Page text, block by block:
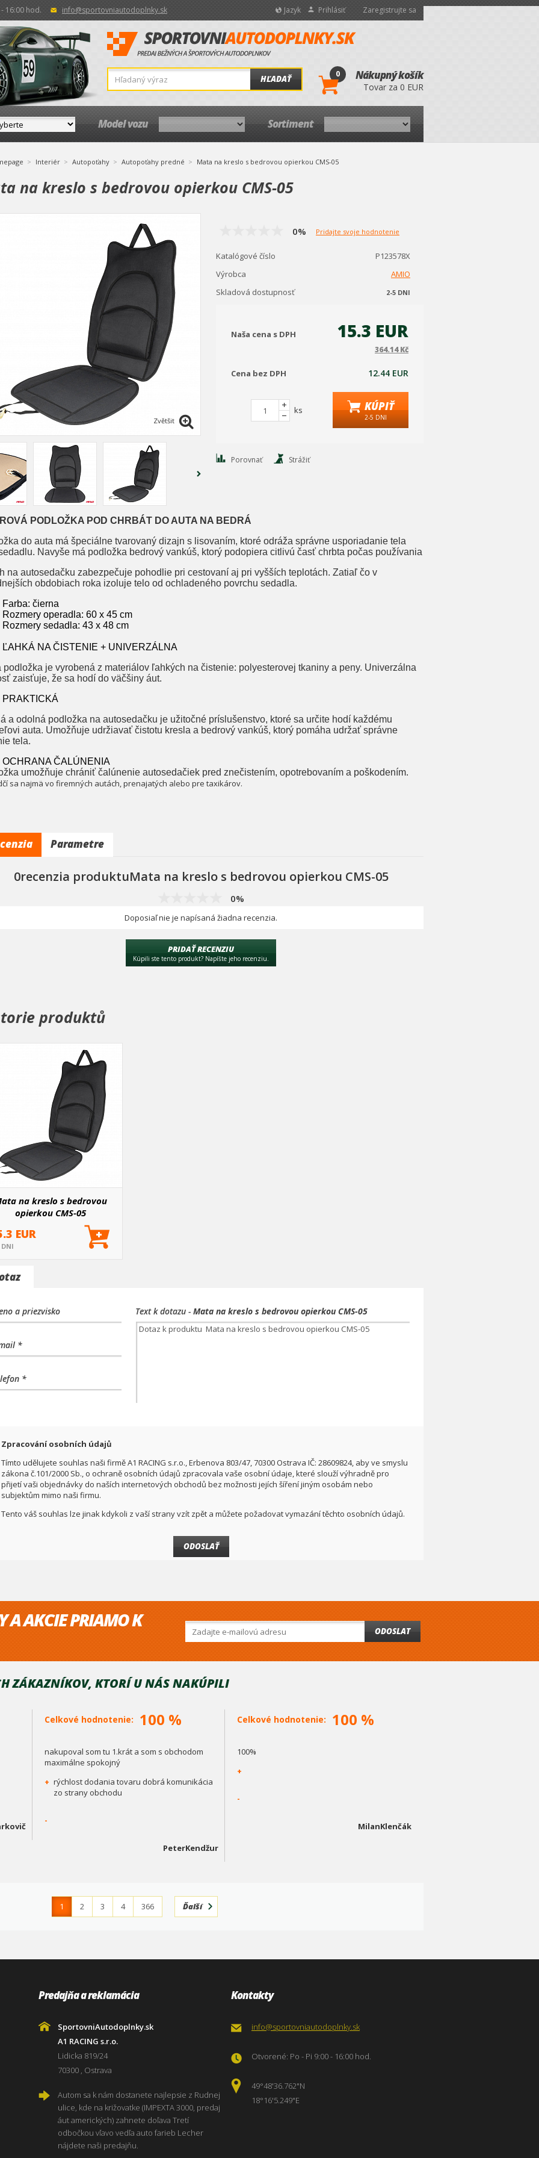
16:00 hod. info@sportovniautodoplnky.sk Jazyk Prihlásiť Zaregistrujte sa
HĽADAŤ 0 Nákupný košík
Tovar za 0 EUR
Model vozu Sortiment
Interiér Autopoťahy Autopoťahy predné Mata na kreslo s bedrovou opierkou CMS-05
na kreslo s bedrovou opierkou CMS-05
Zvětšit
0% Pridajte svoje hodnotenie
Katalógové číslo
P123578X
Výrobca
AMIO
Skladová dostupnosť
2-5 DNI
Naša cena s DPH 15.3 EUR
364.14 Kč
Cena bez DPH 12.44 EUR
ks KÚPIŤ
2-5 DNI
Porovnať Strážiť
PODLOŽKA POD CHRBÁT DO AUTA NA BEDRÁ
do auta má špeciálne tvarovaný dizajn s lisovaním, ktoré odráža správne usporiadanie tela
Navyše má podložka bedrový vankúš, ktorý podopiera citlivú časť chrbta počas používania
na autosedačku zabezpečuje pohodlie pri cestovaní aj pri vyšších teplotách. Zatiaľ čo v
obdobiach roka izoluje telo od ochladeného povrchu sedadla.
Farba: čierna
Rozmery operadla: 60 x 45 cm
Rozmery sedadla: 43 x 48 cm
ĽAHKÁ NA ČISTENIE + UNIVERZÁLNA
podložka je vyrobená z materiálov ľahkých na čistenie: polyesterovej tkaniny a peny. Univerzálna
zaisťuje, že sa hodí do väčšiny áut.
PRAKTICKÁ
a odolná podložka na autosedačku je užitočné príslušenstvo, ktoré sa určite hodí každému
auta. Umožňuje udržiavať čistotu kresla a bedrový vankúš, ktorý pomáha udržať správne
tela.
OCHRANA ČALÚNENIA
umožňuje chrániť čalúnenie autosedačiek pred znečistením, opotrebovaním a poškodením.
sa najmä vo firemných autách, prenajatých alebo pre taxikárov.
Parametre
0recenzia produktuMata na kreslo s bedrovou opierkou CMS-05
0%
Doposiaľ nie je napísaná žiadna recenzia.
PRIDAŤ RECENZIU
Kúpili ste tento produkt? Napíšte jeho recenziu.
produktů
na kreslo s bedrovou
opierkou CMS-05
EUR
DNI
a priezvisko
*
*
Text k dotazu - Mata na kreslo s bedrovou opierkou CMS-05
Zpracování osobních údajů
Tímto udělujete souhlas naši firmě A1 RACING s.r.o., Erbenova 803/47, 70300 Ostrava IČ: 28609824, aby ve smyslu
zákona č.101/2000 Sb., o ochraně osobních údajů zpracovala vaše osobní údaje, které slouží výhradně pro
přijetí vaši objednávky do naších internetových obchodů bez možnosti jejích šíření jiným osobám nebo
subjektům mimo naši firmu.
Tento váš souhlas lze jinak kdykoli z vaší strany vzít zpět a můžete požadovat vymazání těchto osobních údajů.
A AKCIE PRIAMO K ODOSLAT
ZÁKAZNÍKOV, KTORÍ U NÁS NAKÚPILI
Celkové hodnotenie: 100 %
nakupoval som tu 1.krát a som s obchodom
maximálne spokojný
+ rýchlost dodania tovaru dobrá komunikácia
zo strany obchodu
-
PeterKendžur
Celkové hodnotenie: 100 %
100%
+
-
MilanKlenčák
1 2 3 4 366 Ďalší
Predajňa a reklamácia
SportovniAutodoplnky.sk
A1 RACING s.r.o.
Lidicka 819/24
70300 , Ostrava
Autom sa k nám dostanete najlepsie z Rudnej
ulice, kde na križovatke (IMPEXTA 3000, predaj
áut amerických) zahnete doľava Tretí
odbočkou vľavo vedľa auto farieb Lecher
nájdete naši predajňu.
Kontakty
info@sportovniautodoplnky.sk
Otvorené: Po - Pi 9:00 - 16:00 hod.
49°48'36.762"N
18°16'5.249"E